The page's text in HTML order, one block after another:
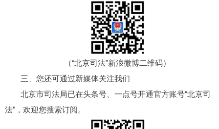
（“北京司法”新浪微博二维码）
三、您还可通过新媒体关注我们
北京市司法局已在头条号、一点号开通官方账号“北京司
法” ，欢迎您搜索订阅。